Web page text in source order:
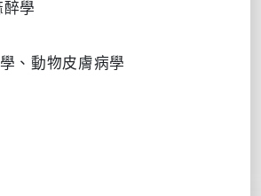
學
、動物皮膚病學